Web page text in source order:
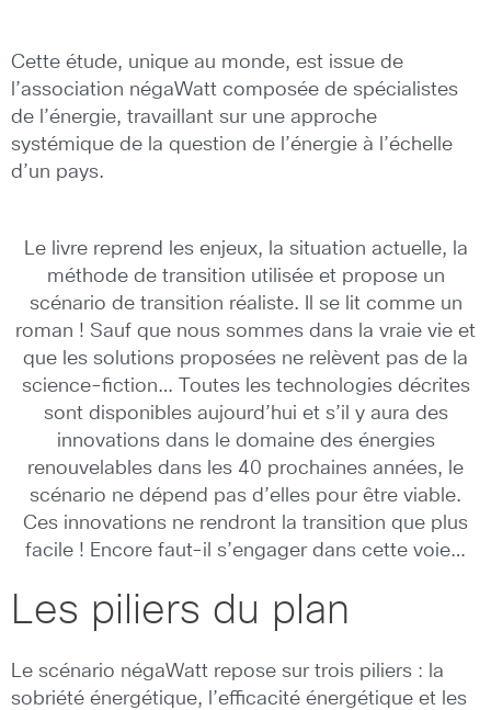
Cette étude, unique au monde, est issue de
l’association négaWatt composée de spécialistes
de l’énergie, travaillant sur une approche
systémique de la question de l’énergie à l’échelle
d’un pays.
Le livre reprend les enjeux, la situation actuelle, la
méthode de transition utilisée et propose un
scénario de transition réaliste. Il se lit comme un
roman ! Sauf que nous sommes dans la vraie vie et
que les solutions proposées ne relèvent pas de la
science-fiction… Toutes les technologies décrites
sont disponibles aujourd’hui et s’il y aura des
innovations dans le domaine des énergies
renouvelables dans les 40 prochaines années, le
scénario ne dépend pas d’elles pour être viable.
Ces innovations ne rendront la transition que plus
facile ! Encore faut-il s’engager dans cette voie…
Les piliers du plan
Le scénario négaWatt repose sur trois piliers : la
sobriété énergétique, l’efficacité énergétique et les